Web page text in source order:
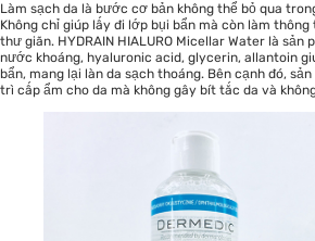
Làm sạch da là bước cơ bản không thể bỏ qua
Không chỉ giúp lấy đi lớp bụi bẩn mà còn làm
thư giãn. HYDRAIN HIALURO Micellar Water là sản
nước khoáng, hyaluronic acid, glycerin, allantoin
bẩn, mang lại làn da sạch thoáng. Bên cạnh đó,
trì cấp ẩm cho da mà không gây bít tắc da và